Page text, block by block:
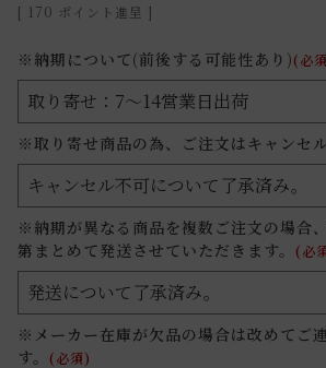
[ 170 ポイント進呈 ]
※納期について(前後する可能性あり)(必
※取り寄せ商品の為、ご注文はキャンセ
※納期が異なる商品を複数ご注文の場合
第まとめて発送させていただきます。
(必
※メーカー在庫が欠品の場合は改めてご
す。
(必須)